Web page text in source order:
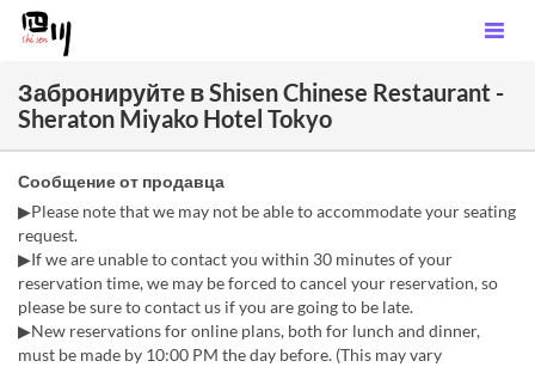
Забронируйте в Shisen Chinese Restaurant -
Sheraton Miyako Hotel Tokyo
Сообщение от продавца
▶Please note that we may not be able to accommodate your seating
request.
▶If we are unable to contact you within 30 minutes of your
reservation time, we may be forced to cancel your reservation, so
please be sure to contact us if you are going to be late.
▶New reservations for online plans, both for lunch and dinner,
must be made by 10:00 PM the day before. (This may vary